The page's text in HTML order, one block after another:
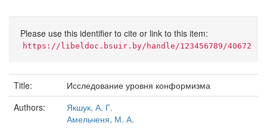
Please use this identifier to cite or link to this item:
https://libeldoc.bsuir.by/handle/123456789/40672
Title:
Исследование уровня конформизма
Authors:
Якшук, А. Г.
Амельченя, М. А.